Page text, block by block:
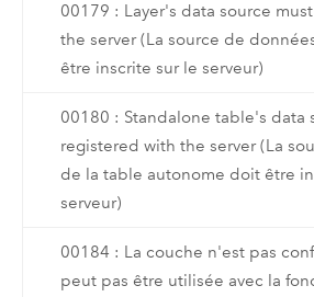
00179 : Layer's data source
the server (La source de
être inscrite sur le serveur)
00180 : Standalone table's data
registered with the server (La
de la table autonome doit être
serveur)
00184 : La couche n'est pas
peut pas être utilisée avec la